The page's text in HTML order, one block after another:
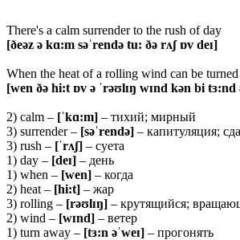
There's a calm surrender to the rush of day
[ðeəz ə kɑ:m səˈrendə tu: ðə rʌʃ ɒv deɪ]
When the heat of a rolling wind can be
[wen ðə hi:t ɒv ə ˈrəʊlɪŋ wɪnd kən bi tɜ:nd
2) calm – [ˈkɑ:m] – тихий; мирный
3) surrender – [səˈrendə] – капитуляция;
3) rush – [ˈrʌʃ] – суета
1) day – [deɪ] – день
1) when – [wen] – когда
2) heat – [hi:t] – жар
3) rolling – [rəʊlɪŋ] – крутящийся;
2) wind – [wɪnd] – ветер
1) turn away – [tɜ:n əˈweɪ] – прогонять